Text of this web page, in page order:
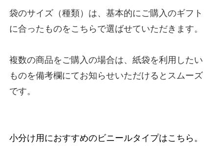
袋のサイズ（種類）は、基本的にご購入のギフト
に合ったものをこちらで選ばせていただきます。
複数の商品をご購入の場合は、紙袋を利用したい
ものを備考欄にてお知らせいただけるとスムーズ
です。
小分け用におすすめのビニールタイプはこちら。